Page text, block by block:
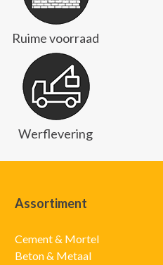
Ruime voorraad
Werflevering
Assortiment
Cement & Mortel
Beton & Metaal